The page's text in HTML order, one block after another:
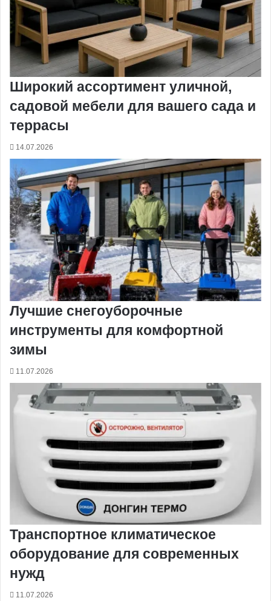
Широкий ассортимент уличной,
садовой мебели для вашего сада и
террасы
14.07.2026
Лучшие снегоуборочные
инструменты для комфортной
зимы
11.07.2026
Транспортное климатическое
оборудование для современных
нужд
11.07.2026